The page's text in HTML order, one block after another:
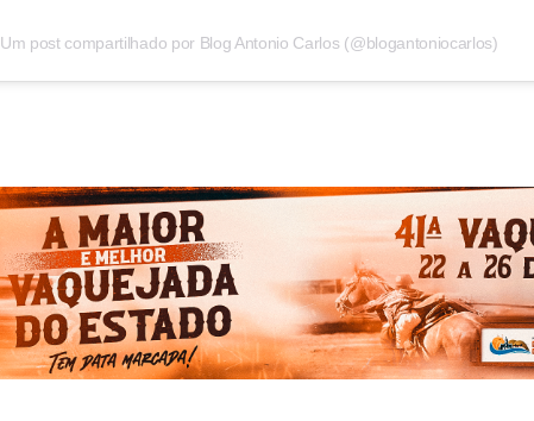
Um post compartilhado por Blog Antonio Carlos (@blogantoniocarlos)